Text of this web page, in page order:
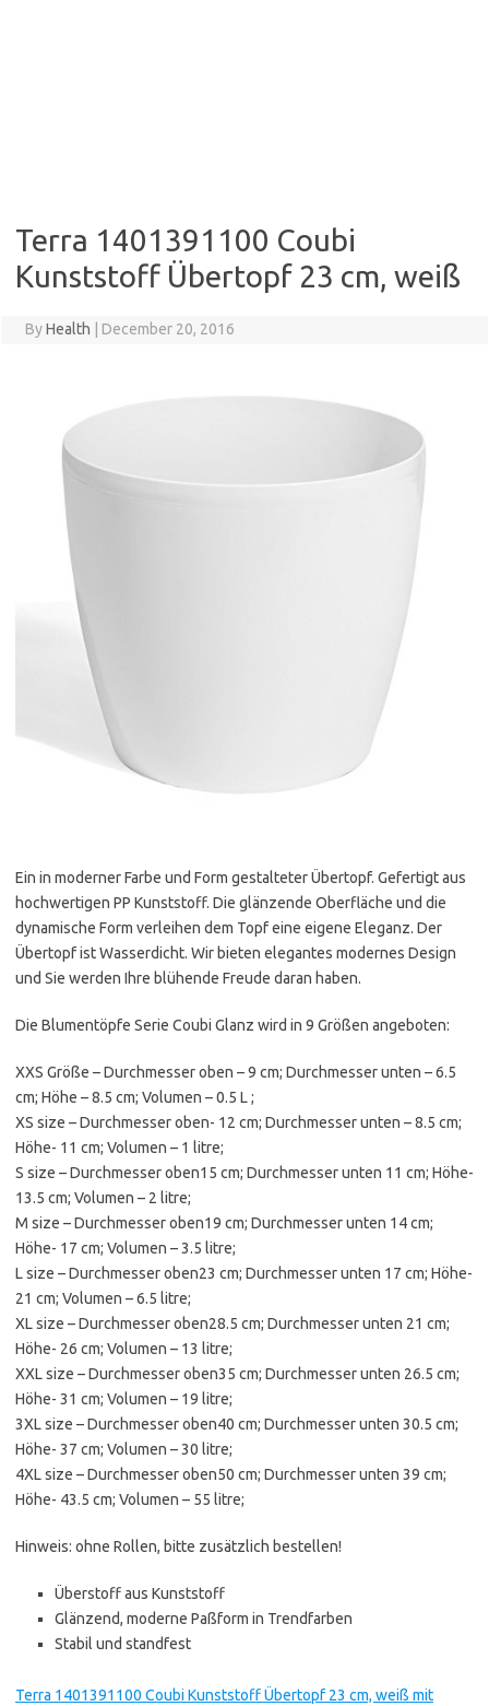
Terra 1401391100 Coubi
Kunststoff Übertopf 23 cm, weiß
ByHealth December 20, 2016
Ein in moderner Farbe und Form gestalteter Übertopf. Gefertigt aus
hochwertigen PP Kunststoff. Die glänzende Oberfläche und die
dynamische Form verleihen dem Topf eine eigene Eleganz. Der
Übertopf ist Wasserdicht. Wir bieten elegantes modernes Design
und Sie werden Ihre blühende Freude daran haben.
Die Blumentöpfe Serie Coubi Glanz wird in 9 Größen angeboten:
XXS Größe – Durchmesser oben – 9 cm; Durchmesser unten – 6.5
cm; Höhe – 8.5 cm; Volumen – 0.5 L ;
XS size – Durchmesser oben- 12 cm; Durchmesser unten – 8.5 cm;
Höhe- 11 cm; Volumen – 1 litre;
S size – Durchmesser oben15 cm; Durchmesser unten 11 cm; Höhe-
13.5 cm; Volumen – 2 litre;
M size – Durchmesser oben19 cm; Durchmesser unten 14 cm;
Höhe- 17 cm; Volumen – 3.5 litre;
L size – Durchmesser oben23 cm; Durchmesser unten 17 cm; Höhe-
21 cm; Volumen – 6.5 litre;
XL size – Durchmesser oben28.5 cm; Durchmesser unten 21 cm;
Höhe- 26 cm; Volumen – 13 litre;
XXL size – Durchmesser oben35 cm; Durchmesser unten 26.5 cm;
Höhe- 31 cm; Volumen – 19 litre;
3XL size – Durchmesser oben40 cm; Durchmesser unten 30.5 cm;
Höhe- 37 cm; Volumen – 30 litre;
4XL size – Durchmesser oben50 cm; Durchmesser unten 39 cm;
Höhe- 43.5 cm; Volumen – 55 litre;
Hinweis: ohne Rollen, bitte zusätzlich bestellen!
Überstoff aus Kunststoff
Glänzend, moderne Paßform in Trendfarben
Stabil und standfest
Terra 1401391100 Coubi Kunststoff Übertopf 23 cm, weiß mit